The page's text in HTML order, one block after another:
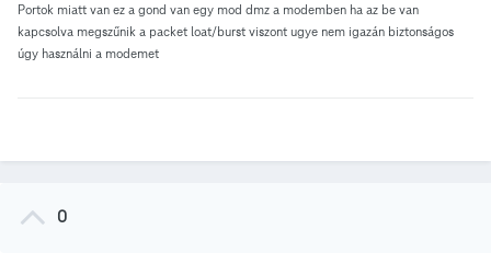
Portok miatt van ez a gond van egy mod dmz a modemben ha az be van
kapcsolva megszűnik a packet loat/burst viszont ugye nem igazán biztonságos
úgy használni a modemet
0